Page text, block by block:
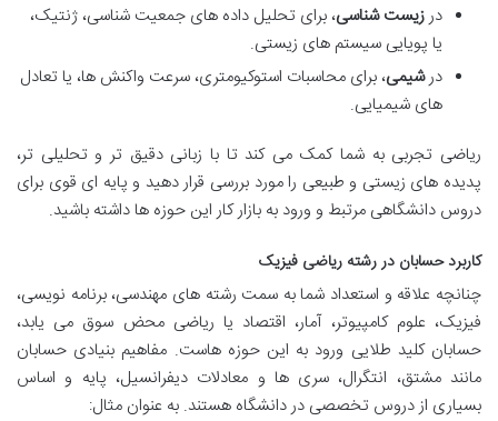
درزیست شناسی، برای تحلیل داده های جمعیت شناسی، ژنتیک،
یا پویایی سیستم های زیستی.
درشیمی، برای محاسبات استوکیومتری، سرعت واکنش ها، یا تعادل
های شیمیایی.
ریاضی تجربی به شما کمک می کند تا با زبانی دقیق تر و تحلیلی تر،
پدیده های زیستی و طبیعی را مورد بررسی قرار دهید و پایه ای قوی برای
دروس دانشگاهی مرتبط و ورود به بازار کار این حوزه ها داشته باشید.
کاربرد حسابان در رشته ریاضی فیزیک
چنانچه علاقه و استعداد شما به سمت رشته های مهندسی، برنامه نویسی،
فیزیک، علوم کامپیوتر، آمار، اقتصاد یا ریاضی محض سوق می یابد،
حسابان کلید طلایی ورود به این حوزه هاست. مفاهیم بنیادی حسابان
مانند مشتق، انتگرال، سری ها و معادلات دیفرانسیل، پایه و اساس
بسیاری از دروس تخصصی در دانشگاه هستند. به عنوان مثال: